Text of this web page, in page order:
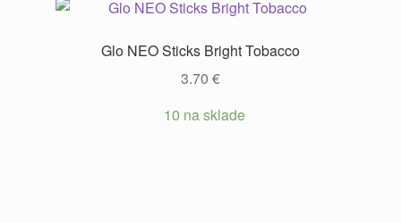
Glo NEO Sticks Bright Tobacco
3.70 €
10 na sklade